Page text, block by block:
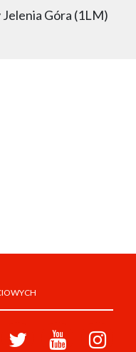
Góra (1LM)